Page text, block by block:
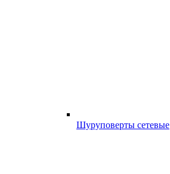
Шуруповерты сетевые